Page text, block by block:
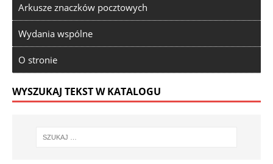
Arkusze znaczków pocztowych
Wydania wspólne
O stronie
WYSZUKAJ TEKST W KATALOGU